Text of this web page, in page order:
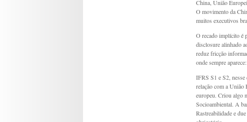
China, União
O movimento da
muitos executivos
O recado implícito é
disclosure alinhado
reduz fricção
onde sempre
IFRS S1 e S2,
relação com a União
europeu. Criou algo
Socioambiental. A
Rastreabilidade e